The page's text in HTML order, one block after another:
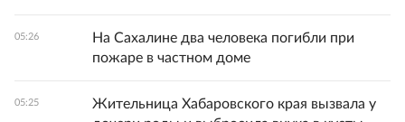
05:26
На Сахалине два человека погибли при
пожаре в частном доме
05:25
Жительница Хабаровского края вызвала у